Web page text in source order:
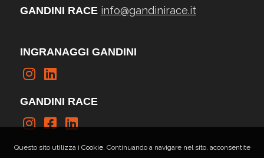
GANDINI RACE info@gandinirace.it
INGRANAGGI GANDINI
GANDINI RACE
Questo sito utilizza i Cookie. Continuando a navigare nel sito, acconsentite